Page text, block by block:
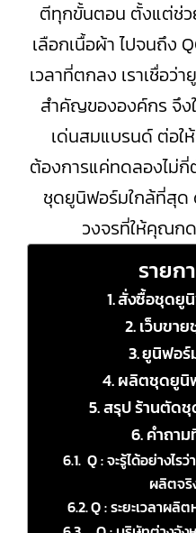
ตีทุกขั้นตอน ตั้งแต่ช่
เลือกเนื้อผ้า ไปจนถึง
เวลาที่ตกลง เราเชื่อ
สำคัญขององค์กร จึง
เด่นสมแบรนด์ ต่อใ
ต้องการแค่ทดลองไม่กี่
ชุดยูนิฟอร์มใกล้ที่สุด
วงจรที่ให้คุณก
รายก
สั่งซื้อชุดยู
เว็บขา
ยูนิฟอร์
ผลิตชุดยูนิ
สรุป ร้านตัด
คำถา
Q : จะรู้ได้อย่างไ
ผลิตจริ
Q : ระยะเวลาผ